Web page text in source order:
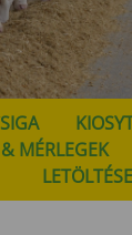
MÉRLEGEK
LETÖLTÉSE